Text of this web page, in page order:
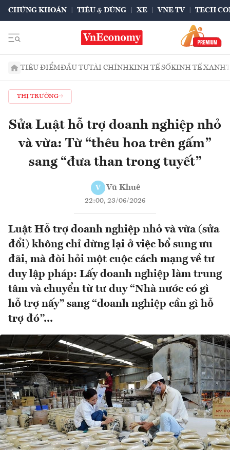
CHỨNG KHOÁN TIÊU & DÙNG XE VNE TV TECH
TIÊU ĐIỂMĐẦU TƯTÀI CHÍNHKINH TẾ SỐKINH TẾ XANH
THỊ TRƯỜNG
Sửa Luật hỗ trợ doanh nghiệp nhỏ
và vừa: Từ “thêu hoa trên gấm”
sang “đưa than trong tuyết”
V Vũ Khuê
22:00, 23/06/2026
Luật Hỗ trợ doanh nghiệp nhỏ và vừa (sửa
đổi) không chỉ dừng lại ở việc bổ sung ưu
đãi, mà đòi hỏi một cuộc cách mạng về tư
duy lập pháp: Lấy doanh nghiệp làm trung
tâm và chuyển từ tư duy “Nhà nước có gì
hỗ trợ nấy” sang “doanh nghiệp cần gì hỗ
trợ đó”...